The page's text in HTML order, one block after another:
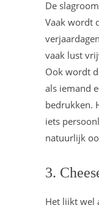
De
Vaak wordt
vaak lust
Ook wordt
als iemand
bedrukken.
iets
natuurlijk
3.
Het lijkt wel